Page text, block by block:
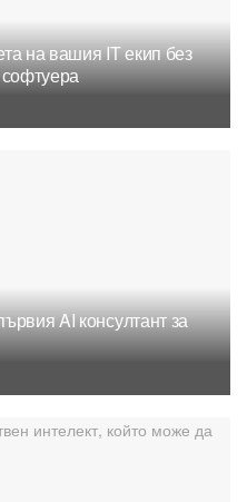
на вашия IT екип без
AI консултант за